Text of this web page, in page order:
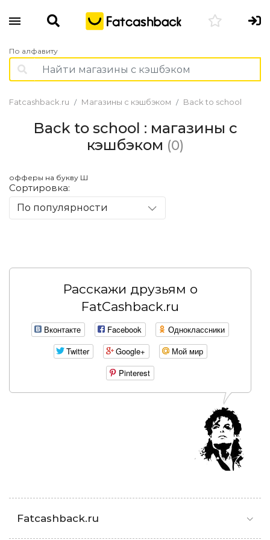
По алфавиту
Fatcashback.ru Магазины с кэшбэком Back to school
Back to school : магазины с
кэшбэком (0)
офферы на букву Ш
Сортировка:
По популярности
Расскажи друзьям о
FatCashback.ru
Вконтакте Facebook
Одноклассники
Twitter
Google+
Мой мир
Pinterest
Fatcashback.ru